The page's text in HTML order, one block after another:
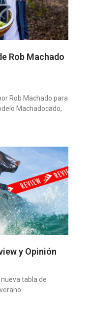
Rob Machado
Rob Machado para
Machadocado,
y Opinión
tabla de